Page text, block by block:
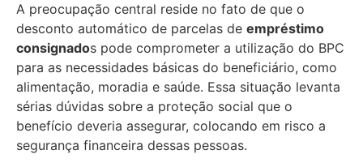
A preocupação central reside no fato de que o
desconto automático de parcelas de empréstimo
consignados pode comprometer a utilização do BPC
para as necessidades básicas do beneficiário, como
alimentação, moradia e saúde. Essa situação levanta
sérias dúvidas sobre a proteção social que o
benefício deveria assegurar, colocando em risco a
segurança financeira dessas pessoas.